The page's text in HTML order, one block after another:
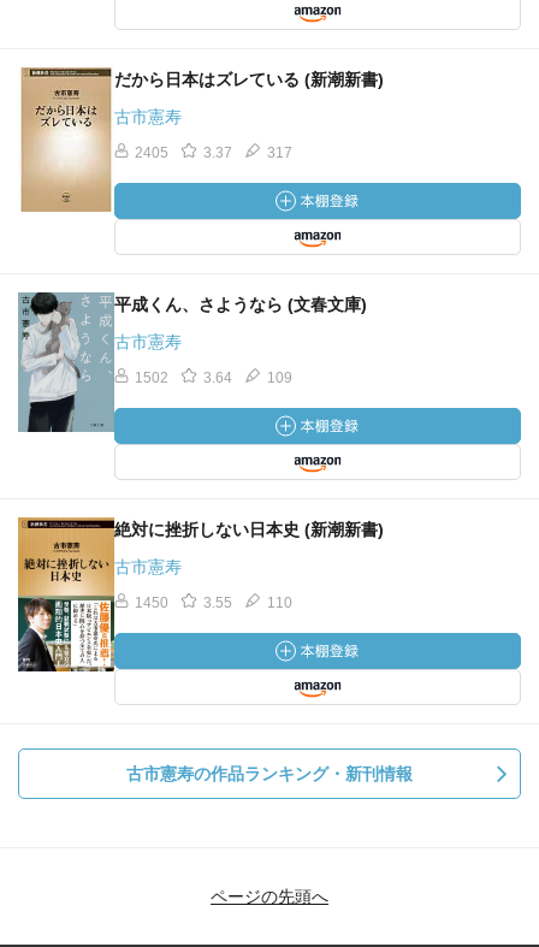
だから日本はズレている (新潮新書)
古市憲寿
2405 3.37 317
平成くん、さようなら (文春文庫)
古市憲寿
1502 3.64 109
絶対に挫折しない日本史 (新潮新書)
古市憲寿
1450 3.55 110
古市憲寿の作品ランキング・新刊情報
ページの先頭へ